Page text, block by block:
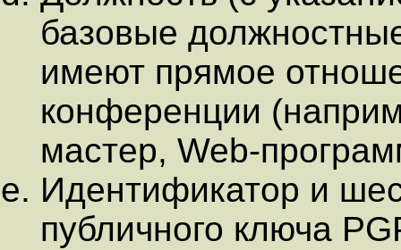
базовые
имеют прямое
конференции
мастер, Web-
Идентификатор и
публичного ключа